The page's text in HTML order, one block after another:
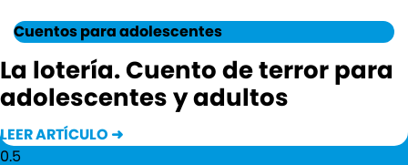
Cuentos para adolescentes
La lotería. Cuento de terror para
adolescentes y adultos
LEER ARTÍCULO ➜